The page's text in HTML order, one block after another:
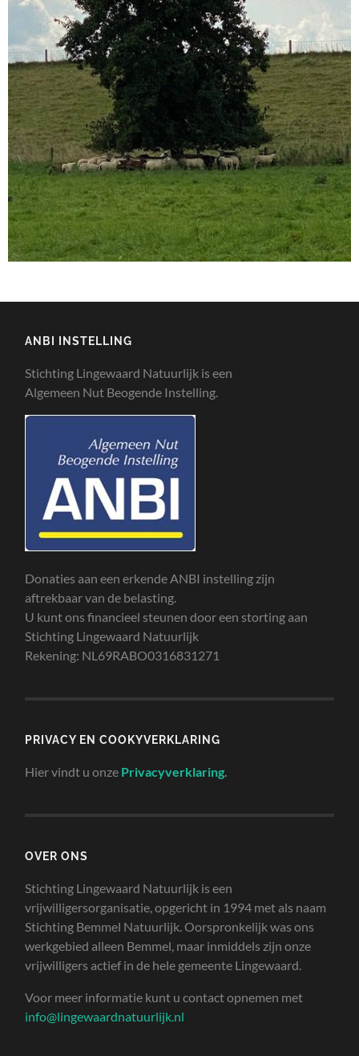
ANBI INSTELLING
Stichting Lingewaard Natuurlijk is een
Algemeen Nut Beogende Instelling.
Donaties aan een erkende ANBI instelling zijn
aftrekbaar van de belasting.
U kunt ons financieel steunen door een storting aan
Stichting Lingewaard Natuurlijk
Rekening: NL69RABO0316831271
PRIVACY EN COOKYVERKLARING
Hier vindt u onze Privacyverklaring
OVER ONS
Stichting Lingewaard Natuurlijk is een
vrijwilligersorganisatie, opgericht in 1994 met als naam
Stichting Bemmel Natuurlijk. Oorspronkelijk was ons
werkgebied alleen Bemmel, maar inmiddels zijn onze
vrijwilligers actief in de hele gemeente Lingewaard.
Voor meer informatie kunt u contact opnemen met
info@lingewaardnatuurlijk.nl